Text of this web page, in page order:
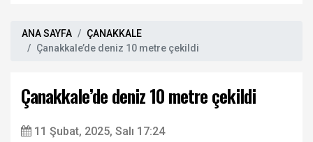
ANA SAYFA
ÇANAKKALE
Çanakkale’de deniz 10 metre çekildi
Çanakkale’de deniz 10 metre çekildi
11 Şubat, 2025, Salı 17:24